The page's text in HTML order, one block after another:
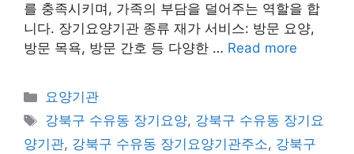
를 충족시키며, 가족의 부담을 덜어주는 역할을 합
니다. 장기요양기관 종류 재가 서비스: 방문 요양,
방문 목욕, 방문 간호 등 다양한 … Read more
Categories
요양기관
Tags
강북구 수유동 장기요양, 강북구 수유동 장기요
양기관, 강북구 수유동 장기요양기관주소, 강북구